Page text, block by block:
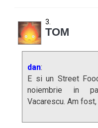
TOM
dan:
E si un Street
noiembrie in
Vacarescu. Am